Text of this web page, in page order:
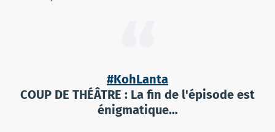
#KohLanta
COUP DE THÉÂTRE : La fin de l'épisode est
énigmatique…